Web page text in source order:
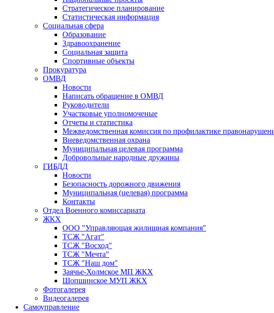
Стратегическое планирование
Статистическая информация
Социальная сфера
Образование
Здравоохранение
Социальная защита
Спортивные объекты
Прокуратура
ОМВД
Новости
Написать обращение в ОМВД
Руководители
Участковые уполномоченые
Отчеты и статистика
Межведомственная комиссия по профилактике
Вневедомственная охрана
Муниципальная целевая программа
Добровольные народные дружины
ГИБДД
Новости
Безопасность дорожного движения
Муниципальная (целевая) программа
Контакты
Отдел Военного комиссариата
ЖКХ
ООО "Управляющая жилищная компания"
ТСЖ "Агат"
ТСЖ "Восход"
ТСЖ "Мечта"
ТСЖ "Наш дом"
Заячье-Холмское МП ЖКХ
Шопшинское МУП ЖКХ
Фотогалерея
Видеогалерея
Самоуправление